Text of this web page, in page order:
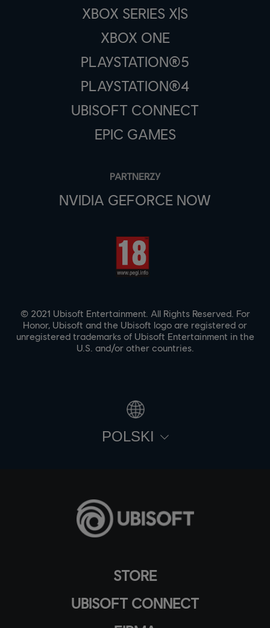
STORE
UBISOFT CONNECT
XBOX SERIES X|S
XBOX ONE
PLAYSTATION®5
PLAYSTATION®4
UBISOFT CONNECT
EPIC GAMES
PARTNERZY
NVIDIA GEFORCE NOW
© 2021 Ubisoft Entertainment. All Rights Reserved. For
Honor, Ubisoft and the Ubisoft logo are registered or
unregistered trademarks of Ubisoft Entertainment in the
U.S. and/or other countries.
POLSKI